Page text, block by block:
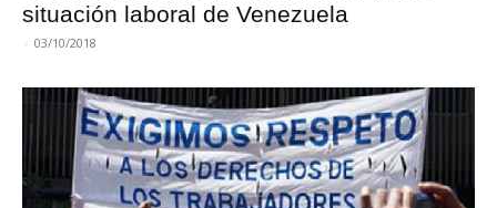
situación laboral de Venezuela
- 03/10/2018